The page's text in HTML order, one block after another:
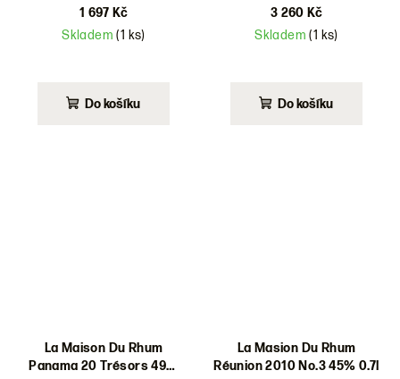
47% 0,7l
1 697 Kč
Skladem(1 ks)
Do košíku
Trésors 41% 0,7l
3 260 Kč
Skladem(1 ks)
Do košíku
La Maison Du Rhum
Panama 20 Trésors 49%
La Masion Du Rhum
Réunion 2010 No.3 45% 0.7l